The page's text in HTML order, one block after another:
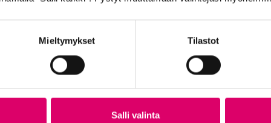
Mieltymykset Tilastot
Salli valinta